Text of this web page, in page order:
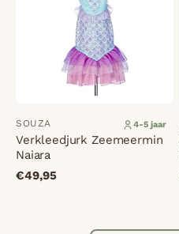
SOUZA 4-5 jaar
Verkleedjurk Zeemeermin
Naiara
€49,95